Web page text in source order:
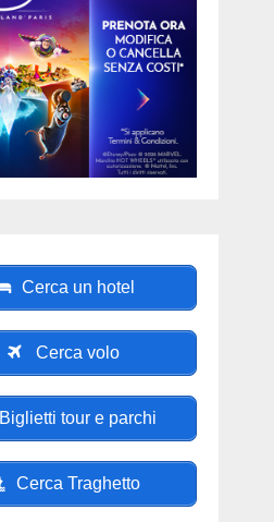
Cerca un hotel
Cerca volo
Biglietti tour e parchi
Cerca Traghetto